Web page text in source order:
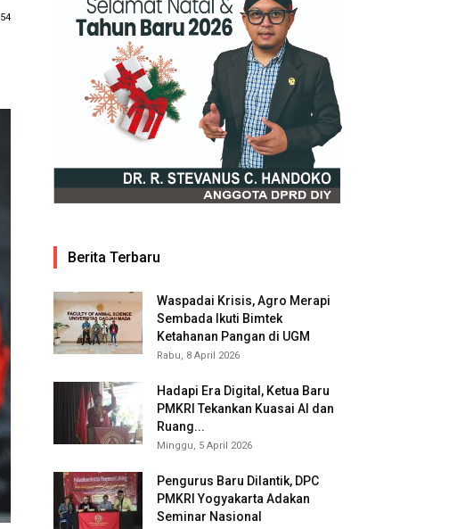
54
Berita Terbaru
Waspadai Krisis, Agro Merapi
Sembada Ikuti Bimtek
Ketahanan Pangan di UGM
Rabu, 8 April 2026
Hadapi Era Digital, Ketua Baru
PMKRI Tekankan Kuasai AI dan
Ruang...
Minggu, 5 April 2026
Pengurus Baru Dilantik, DPC
PMKRI Yogyakarta Adakan
Seminar Nasional